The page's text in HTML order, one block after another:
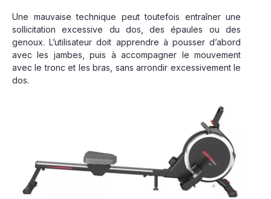
Une mauvaise technique peut toutefois entraîner une
sollicitation excessive du dos, des épaules ou des
genoux. L’utilisateur doit apprendre à pousser d’abord
avec les jambes, puis à accompagner le mouvement
avec le tronc et les bras, sans arrondir excessivement le
dos.